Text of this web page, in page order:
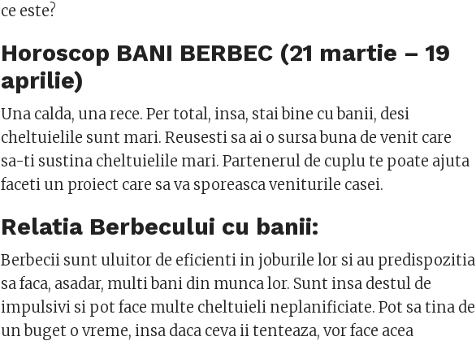
ce este?
Horoscop BANI BERBEC (21 martie – 19
aprilie)
Una calda, una rece. Per total, insa, stai bine cu banii, desi
cheltuielile sunt mari. Reusesti sa ai o sursa buna de venit care
sa-ti sustina cheltuielile mari. Partenerul de cuplu te poate ajuta
faceti un proiect care sa va sporeasca veniturile casei.
Relatia Berbecului cu banii:
Berbecii sunt uluitor de eficienti in joburile lor si au predispozitia
sa faca, asadar, multi bani din munca lor. Sunt insa destul de
impulsivi si pot face multe cheltuieli neplanificiate. Pot sa tina de
un buget o vreme, insa daca ceva ii tenteaza, vor face acea